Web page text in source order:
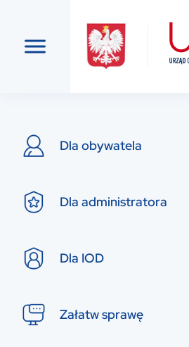
Dla obywatela
Dla administratora
Dla IOD
Załatw sprawę